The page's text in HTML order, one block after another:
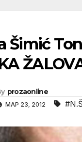
Šimić
prozaonline
МАР 23, 2012